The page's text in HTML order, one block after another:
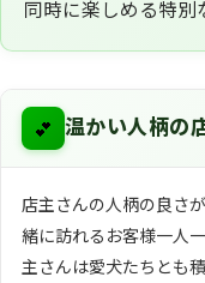
同時に楽しめる特別
💕 温かい人柄の
店主さんの人柄の良さ
緒に訪れるお客様一人
主さんは愛犬たちとも